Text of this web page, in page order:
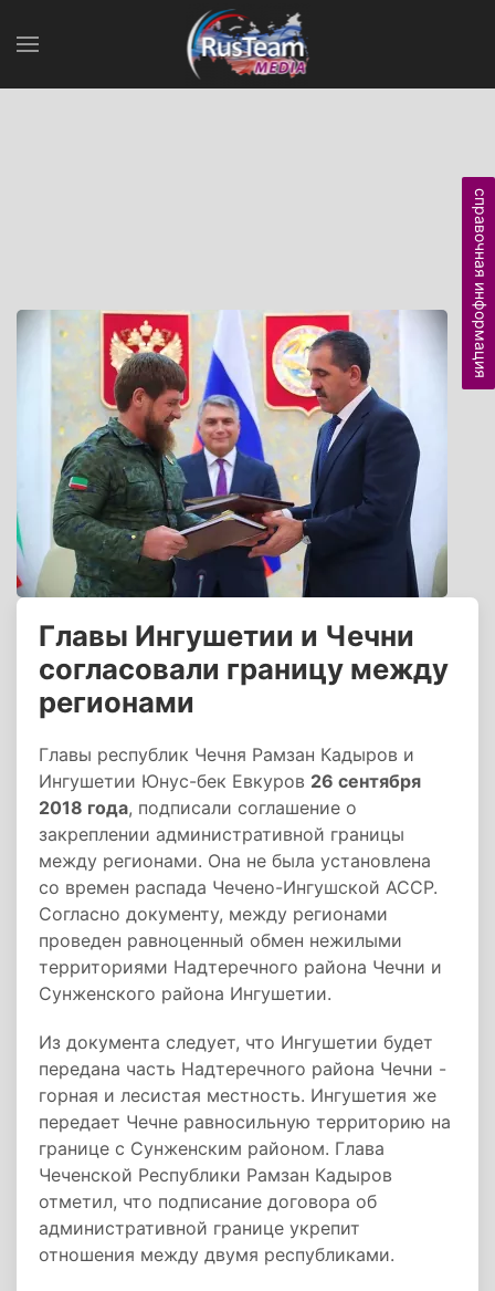
Главы Ингушетии и Чечни
согласовали границу между
регионами
Главы республик Чечня Рамзан Кадыров и
Ингушетии Юнус-бек Евкуров 26 сентября
2018 года, подписали соглашение о
закреплении административной границы
между регионами. Она не была установлена
со времен распада Чечено-Ингушской АССР.
Согласно документу, между регионами
проведен равноценный обмен нежилыми
территориями Надтеречного района Чечни и
Сунженского района Ингушетии.
Из документа следует, что Ингушетии будет
передана часть Надтеречного района Чечни -
горная и лесистая местность. Ингушетия же
передает Чечне равносильную территорию на
границе с Сунженским районом. Глава
Чеченской Республики Рамзан Кадыров
отметил, что подписание договора об
административной границе укрепит
отношения между двумя республиками.
справочная информация